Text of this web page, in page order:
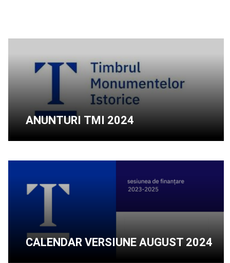
ANUNTURI TMI 2024
CALENDAR VERSIUNE AUGUST 2024